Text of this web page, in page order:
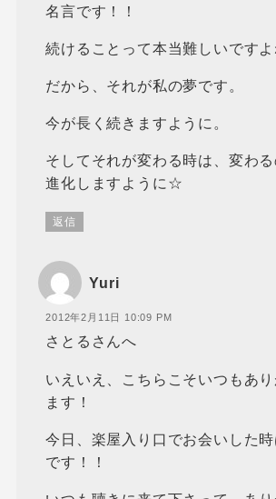
名言です！！
続けることって本当難しいですよ
だから、それが私の夢です。
今が長く続きますように。
そしてそれが変わる時は、変わる
進化しますように☆
返信
Yuri
2012年2月11日 10:09 PM
さとるさんへ
いえいえ、こちらこそいつもあ
ます！
今日、楽屋入り口でお会いした
です！！